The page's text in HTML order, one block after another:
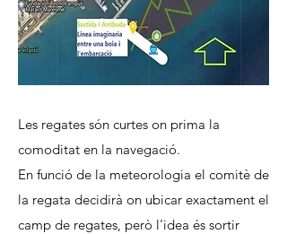
Les regates són curtes on prima la
comoditat en la navegació.
En funció de la meteorologia el comitè de
la regata decidirà on ubicar exactament el
camp de regates, però l'idea és sortir